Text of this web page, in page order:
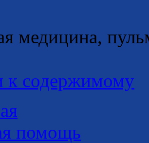
медицина,
к содержимому
помощь